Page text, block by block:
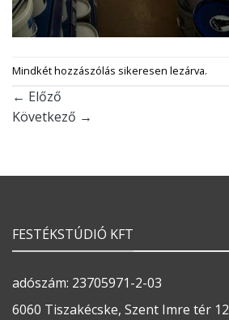
Mindkét hozzászólás sikeresen lezárva.
← Előző
Következő →
FESTÉKSTÚDIÓ KFT
adószám: 23705971-2-03
6060 Tiszakécske, Szent Imre tér 12